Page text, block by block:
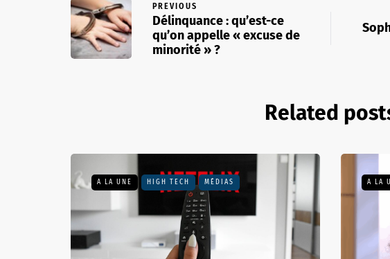
PREVIOUS
Délinquance : qu’est-ce
qu’on appelle « excuse de
minorité » ?
Related
A LA UNE HIGH TECH MÉDIAS A LA